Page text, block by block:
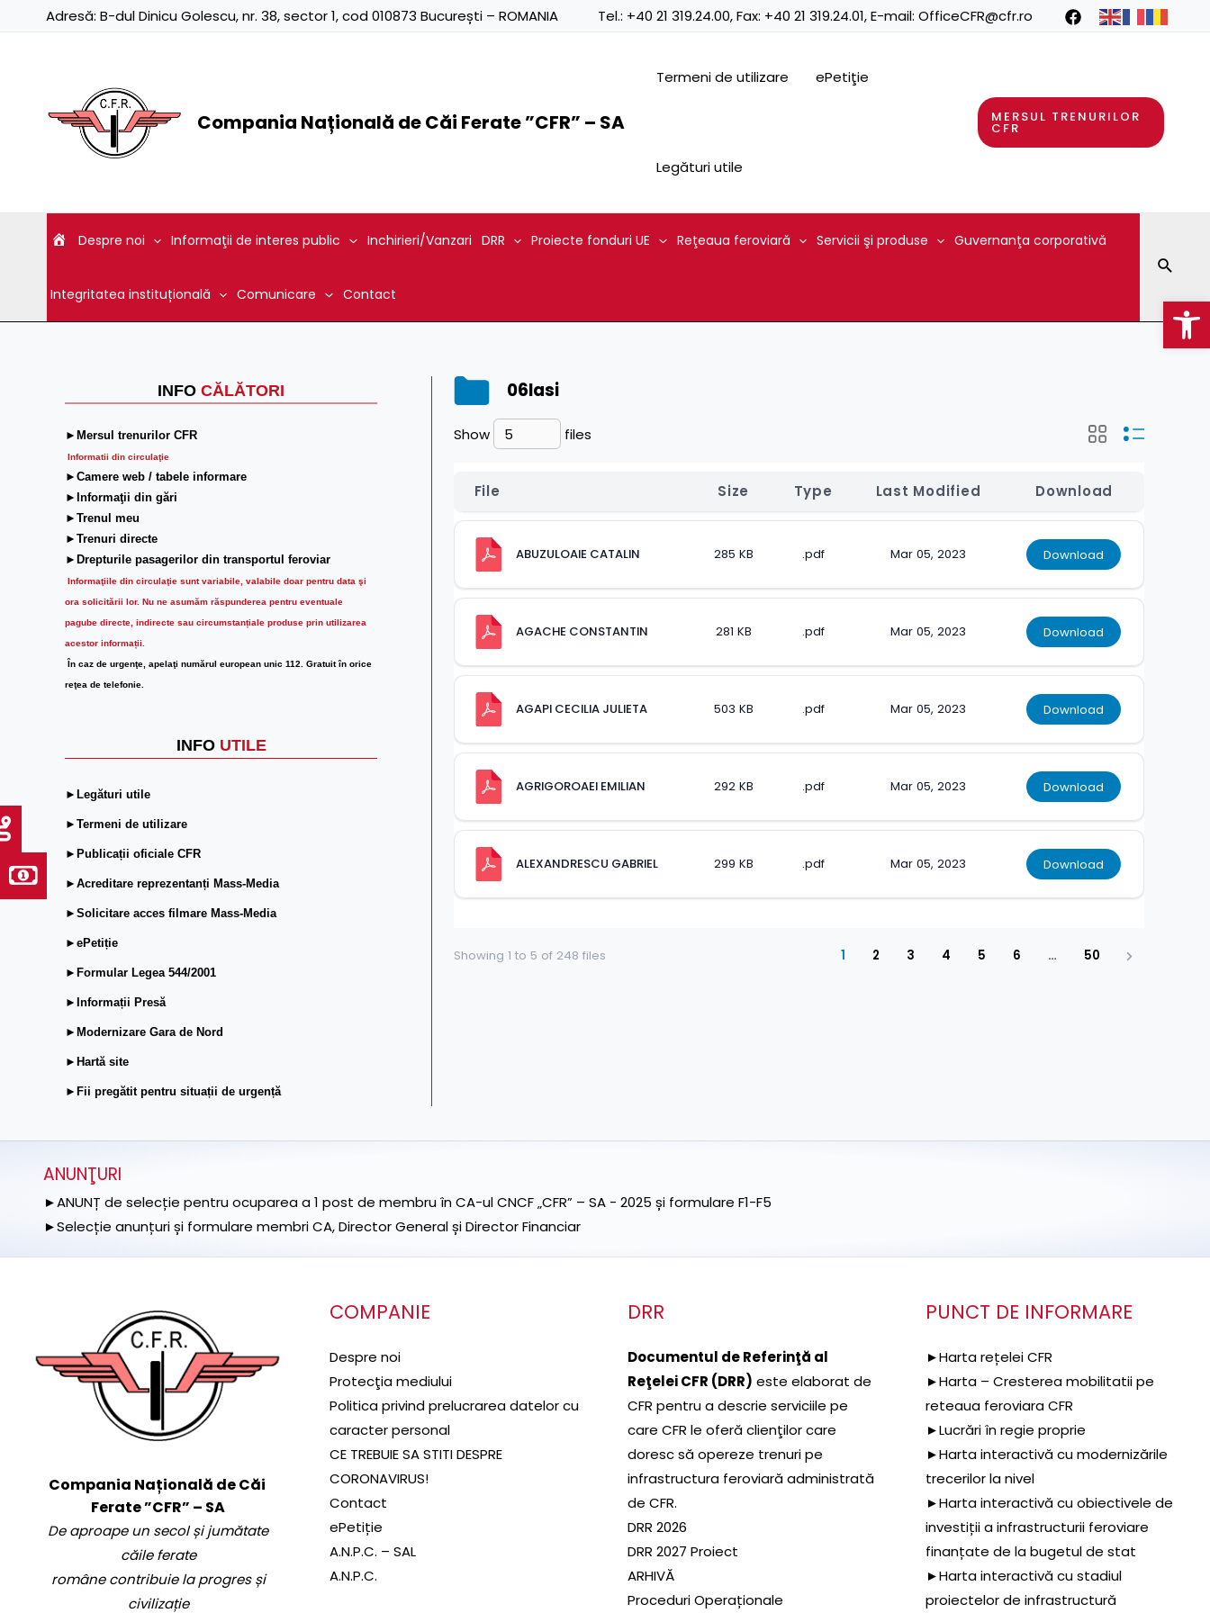
Adresă: B-dul Dinicu Golescu, nr. 38, sector 1, cod 010873 București – ROMANIA Tel.: +40 21 319.24.00, Fax: +40 21 319.24.01, E-mail: OfficeCFR@cfr.ro
Compania Națională de Căi Ferate ”CFR” – SA
Termeni de utilizare ePetiţie
Legături utile
MERSUL TRENURILOR
CFR
Despre noi Informaţii de interes public Inchirieri/Vanzari DRR Proiecte fonduri UE Reţeaua feroviară Servicii şi produse Guvernanţa corporativă
Integritatea instituțională Comunicare Contact
INFO CĂLĂTORI
►Mersul trenurilor CFR
Informatii din circulaţie
►Camere web / tabele informare
►Informaţii din gări
►Trenul meu
►Trenuri directe
►Drepturile pasagerilor din transportul feroviar
Informaţiile din circulaţie sunt variabile, valabile doar pentru data şi
ora solicitării lor. Nu ne asumăm răspunderea pentru eventuale
pagube directe, indirecte sau circumstanțiale produse prin utilizarea
acestor informații.
În caz de urgenţe, apelaţi numărul european unic 112. Gratuit în orice
reţea de telefonie.
INFO UTILE
►Legături utile
►Termeni de utilizare
►Publicații oficiale CFR
►Acreditare reprezentanți Mass-Media
►Solicitare acces filmare Mass-Media
►ePetiție
►Formular Legea 544/2001
►Informații Presă
►Modernizare Gara de Nord
►Hartă site
►Fii pregătit pentru situații de urgență
06Iasi
Show files
File Size Type Last Modified Download
ABUZULOAIE CATALIN 285 KB .pdf Mar 05, 2023 Download
AGACHE CONSTANTIN 281 KB .pdf Mar 05, 2023 Download
AGAPI CECILIA JULIETA 503 KB .pdf Mar 05, 2023 Download
AGRIGOROAEI EMILIAN 292 KB .pdf Mar 05, 2023 Download
ALEXANDRESCU GABRIEL 299 KB .pdf Mar 05, 2023 Download
Showing 1 to 5 of 248 files 1 2 3 4 5 6 … 50
ANUNŢURI
►ANUNȚ de selecție pentru ocuparea a 1 post de membru în CA-ul CNCF „CFR” – SA - 2025 și formulare F1-F5
►Selecție anunțuri și formulare membri CA, Director General și Director Financiar
Compania Națională de Căi
Ferate ”CFR” – SA
De aproape un secol și jumătate
căile ferate
române contribuie la progres și
civilizație
COMPANIE
Despre noi
Protecţia mediului
Politica privind prelucrarea datelor cu
caracter personal
CE TREBUIE SA STITI DESPRE
CORONAVIRUS!
Contact
ePetiție
A.N.P.C. – SAL
A.N.P.C.
DRR
Documentul de Referinţă al
Reţelei CFR (DRR) este elaborat de
CFR pentru a descrie serviciile pe
care CFR le oferă clienţilor care
doresc să opereze trenuri pe
infrastructura feroviară administrată
de CFR.
DRR 2026
DRR 2027 Proiect
ARHIVĂ
Proceduri Operaționale
PUNCT DE INFORMARE
►Harta rețelei CFR
►Harta – Cresterea mobilitatii pe
reteaua feroviara CFR
►Lucrări în regie proprie
►Harta interactivă cu modernizările
trecerilor la nivel
►Harta interactivă cu obiectivele de
investiții a infrastructurii feroviare
finanțate de la bugetul de stat
►Harta interactivă cu stadiul
proiectelor de infrastructură